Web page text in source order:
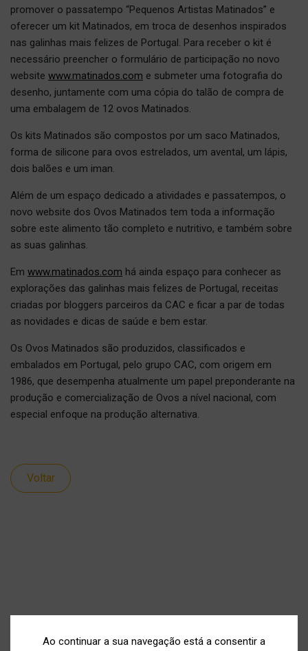
promover o passatempo “Pequenos Artistas Matinados” e
oferecer um kit Matinados, em troca de desenhos inspirados
nas galinhas mais felizes de Portugal. Para receber o kit é
necessário preencher o formulário de participação no novo
website www.matinados.com e submeter uma fotografia do
desenho, juntamente com uma cópia do talão de compra de
uma embalagem de 12 ovos Matinados.
Os kits Matinados são compostos por um saco Matinados,
forma de silicone para ovos estrelados, um avental, um lápis,
dois balões e um iman.
Além de um espaço dedicado a atividades e passatempos, o
novo website dos Ovos Matinados tem toda a informação
sobre este alimento tão completo e nutritivo, e também sobre
as suas galinhas.
Em www.matinados.com há ainda espaço para conhecer as
explorações das galinhas mais felizes de Portugal, receitas
criadas por bloggers parceiros da CAC e ficar a par de todas
as novidades e dicas de saúde e bem estar.
Os Ovos Matinados são produzidos, classificados e
embalados em Portugal, pelo grupo CAC, com origem em
1986, que desempenha atualmente um papel preponderante na
produção e comercialização de Ovos a nível nacional, com
especial enfoque na produção alternativa.
Voltar
Ao continuar a sua navegação está a consentir a